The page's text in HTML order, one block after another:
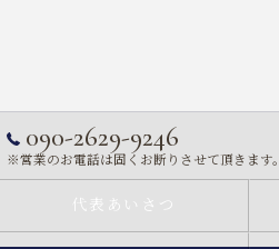
090-2629-9246
※営業のお電話は固くお断りさせて頂きます。
代表あいさつ